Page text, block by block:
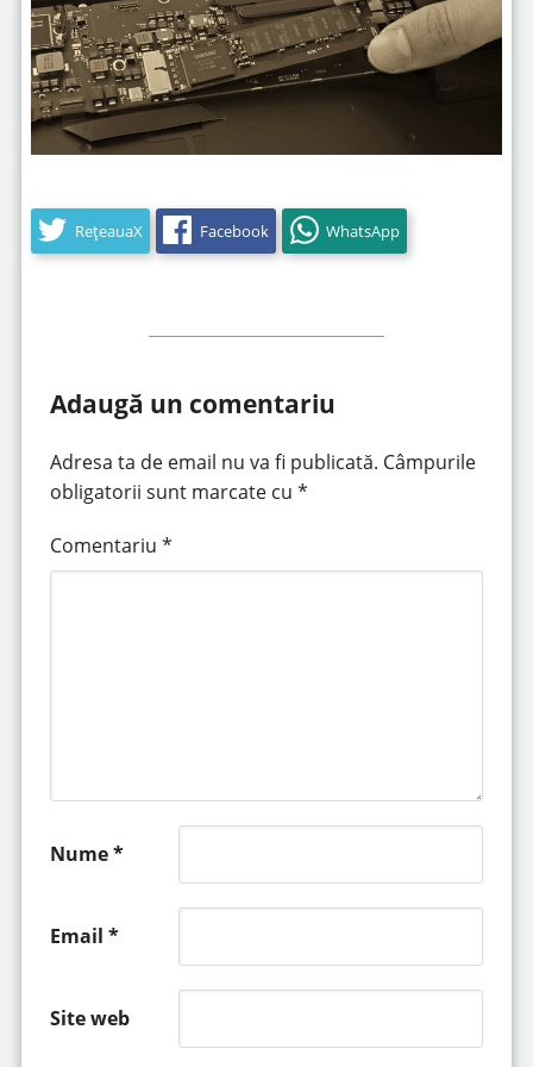
RețeauaX Facebook WhatsApp
Adaugă un comentariu
Adresa ta de email nu va fi publicată. Câmpurile
obligatorii sunt marcate cu *
Comentariu *
Nume*
Email *
Site web